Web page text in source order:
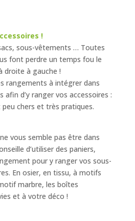
!
sous-vêtements … Toutes
font perdre un temps fou le
droite à gauche !
rangements à intégrer dans
d’y ranger vos accessoires :
chers et très pratiques.
vous semble pas être dans
d’utiliser des paniers,
pour y ranger vos sous-
En osier, en tissu, à motifs
marbre, les boîtes
et à votre déco !